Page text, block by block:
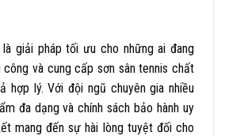
là giải pháp tối ưu cho những ai đang
và cung cấp sơn sân tennis chất
hợp lý. Với đội ngũ chuyên gia nhiều
đa dạng và chính sách bảo hành uy
mang đến sự hài lòng tuyệt đối cho